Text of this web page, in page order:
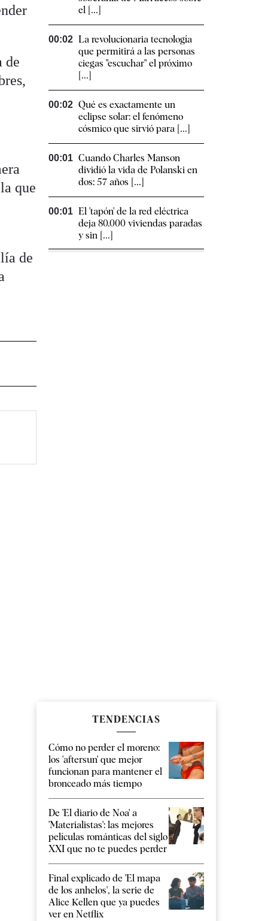
de
que
de
el [...]
00:02 La revolucionaria tecnología
que permitirá a las personas
ciegas "escuchar" el próximo
[...]
00:02 Qué es exactamente un
eclipse solar: el fenómeno
cósmico que sirvió para [...]
00:01 Cuando Charles Manson
dividió la vida de Polanski en
dos: 57 años [...]
00:01 El 'tapón' de la red eléctrica
deja 80.000 viviendas paradas
y sin [...]
TENDENCIAS
Cómo no perder el moreno:
los 'aftersun' que mejor
funcionan para mantener el
bronceado más tiempo
De 'El diario de Noa' a
'Materialistas': las mejores
películas románticas del siglo
XXI que no te puedes perder
Final explicado de 'El mapa
de los anhelos', la serie de
Alice Kellen que ya puedes
ver en Netflix